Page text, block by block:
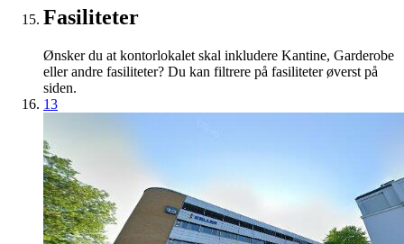
Fasiliteter
Ønsker du at kontorlokalet skal inkludere Kantine, Garderobe
eller andre fasiliteter? Du kan filtrere på fasiliteter øverst på
siden.
13